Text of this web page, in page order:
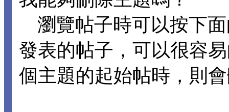
瀏覽帖子時可以按下
發表的帖子，可以很容
個主題的起始帖時，則